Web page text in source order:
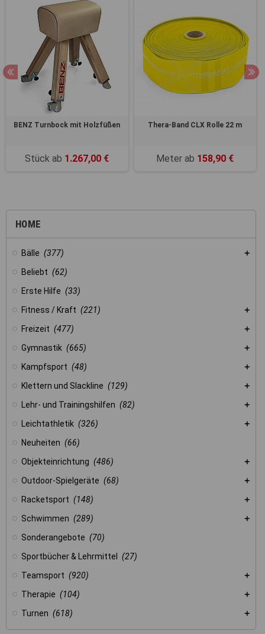
HOME
Bälle (377)
Beliebt (62)
Erste Hilfe (33)
Fitness / Kraft (221)
Freizeit (477)
Gymnastik (665)
Kampfsport (48)
Klettern und Slackline (129)
Lehr- und Trainingshilfen (82)
Leichtathletik (326)
Neuheiten (66)
Objekteinrichtung (486)
Outdoor-Spielgeräte (68)
Racketsport (148)
Schwimmen (289)
Sonderangebote (70)
Sportbücher & Lehrmittel
(27)
Teamsport (920)
Therapie (104)
Turnen (618)
BENZ Turnbock mit Holzfüßen
Stück ab 1.267,00 €
Thera-Band CLX Rolle 22 m
Meter ab 158,90 €